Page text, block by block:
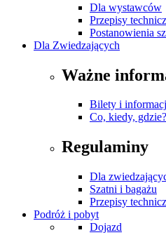
Dla wystawców
Przepisy
Postanowienia
Dla Zwiedzających
Ważne
Bilety i
Co, kiedy, gdzie?
Regulaminy
Dla
Szatni i bagażu
Przepisy
Podróż i pobyt
Dojazd